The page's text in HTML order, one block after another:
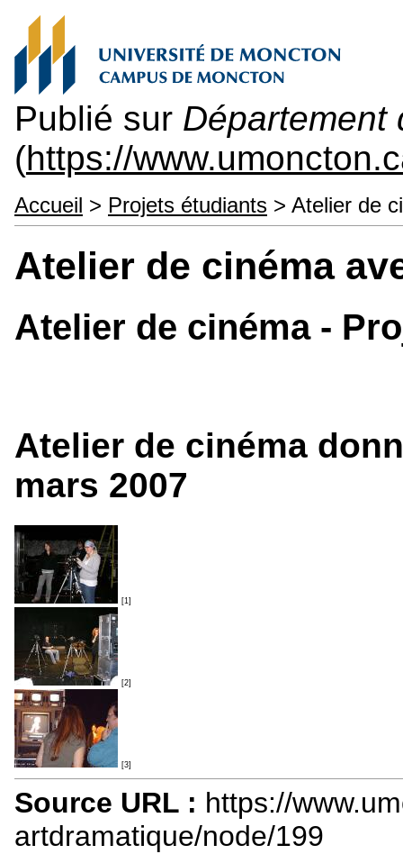
Publié sur Département
(https://
Accueil > Projets étudiants > Atelier de
Atelier de cinéma
Atelier de cinéma -
Atelier de cinéma
mars 2007
[1]
[2]
[3]
Source URL : https://
artdramatique/node/199